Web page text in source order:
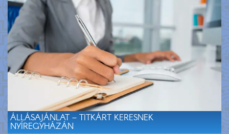
ÁLLÁSAJÁNLAT – TITKÁRT KERESNEK
NYÍREGYHÁZÁN